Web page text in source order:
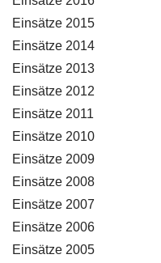
Einsätze 2015
Einsätze 2014
Einsätze 2013
Einsätze 2012
Einsätze 2011
Einsätze 2010
Einsätze 2009
Einsätze 2008
Einsätze 2007
Einsätze 2006
Einsätze 2005